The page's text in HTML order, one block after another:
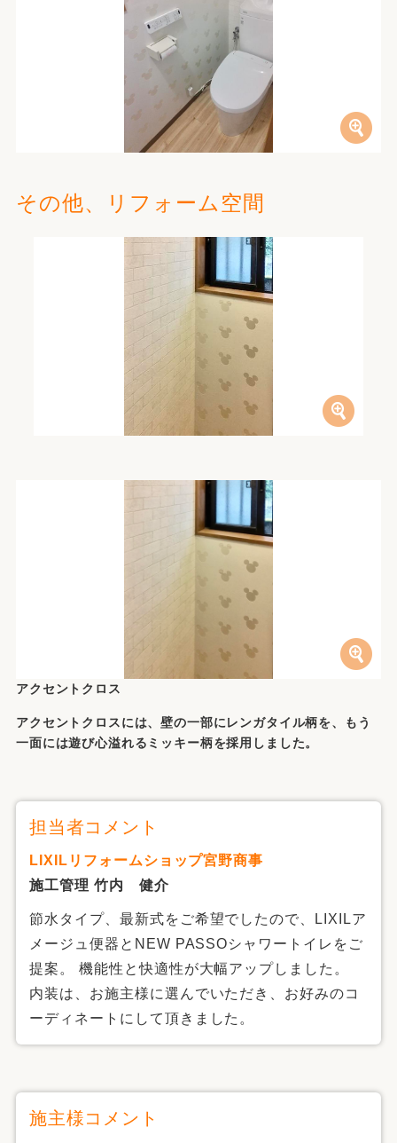
その他、リフォーム空間
アクセントクロス
アクセントクロスには、壁の一部にレンガタイル柄を、もう
一面には遊び心溢れるミッキー柄を採用しました。
担当者コメント
LIXILリフォームショップ宮野商事
施工管理 竹内 健介
節水タイプ、最新式をご希望でしたので、LIXILア
メージュ便器とNEW PASSOシャワートイレをご
提案。 機能性と快適性が大幅アップしました。
内装は、お施主様に選んでいただき、お好みのコ
ーディネートにして頂きました。
施主様コメント